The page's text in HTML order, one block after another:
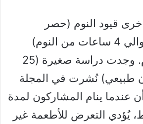
قيود النوم (حصر
الأشخاص في حوالي 4 ساعات من النوم)
والعلاقة بالطعام. وجدت دراسة صغيرة (25
طبيعي) نُشرت في المجلة
عندما ينام المشاركون لمدة
يُؤدي التعرض للأطعمة غير